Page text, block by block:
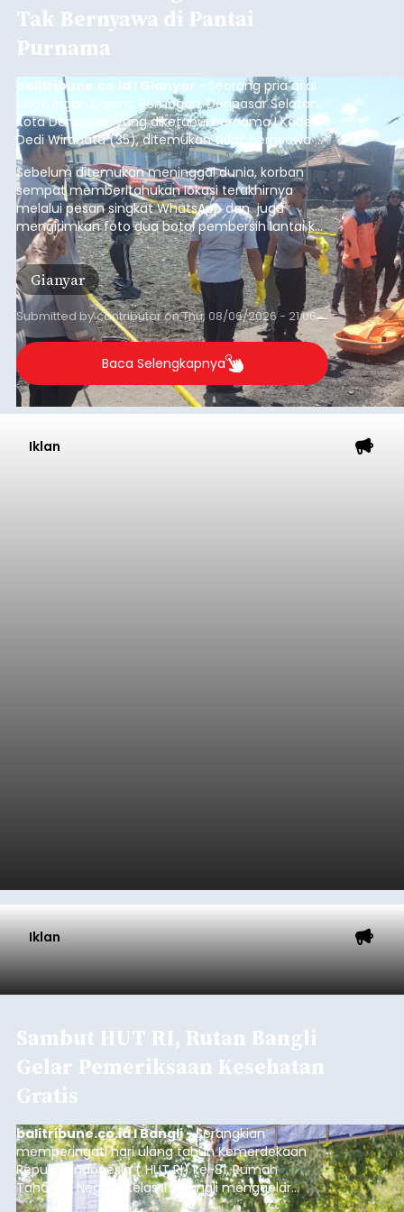
Tak Bernyawa di Pantai
Purnama
balitribune.co.id I Gianyar - Seorang pria asal
Lingkungan Dalem, Pemogan, Denpasar Selatan,
Kota Denpasar, yang diketahui bernama I Kadek
Dedi Wiranata (35), ditemukan tidak bernyawa di
pesisir Pantai Purnama, Sukawati.
Sebelum ditemukan meninggal dunia, korban
sempat memberitahukan lokasi terakhirnya
melalui pesan singkat WhatsApp dan juga
mengirimkan foto dua botol pembersih lantai ke
istrinya.
Gianyar
Submitted bycontributoronThu, 08/06/2026 - 21:06
Baca Selengkapnya
Iklan
Iklan
Sambut HUT RI, Rutan Bangli
Gelar Pemeriksaan Kesehatan
Gratis
balitribune.co.id I Bangli -Serangkian
memperingati hari ulang tahun Kemerdekaan
Republik Indonesia ( HUT RI) ke-81, Rumah
Tahanan Negara Kelas II B Bangli menggelar
kegiatan pemeriksaan kesehatan gratis, Rabu